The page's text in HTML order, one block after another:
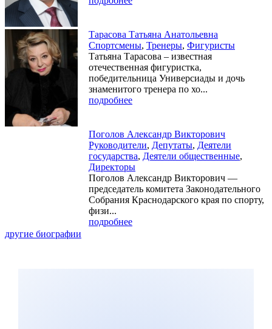
Тарасова Татьяна Анатольевна
Спортсмены, Тренеры, Фигуристы
Татьяна Тарасова – известная
отечественная фигуристка,
победительница Универсиады и дочь
знаменитого тренера по хо...
подробнее
Поголов Александр Викторович
Руководители, Депутаты, Деятели
государства, Деятели общественные,
Директоры
Поголов Александр Викторович —
председатель комитета Законодательного
Собрания Краснодарского края по спорту,
физи...
подробнее
другие биографии